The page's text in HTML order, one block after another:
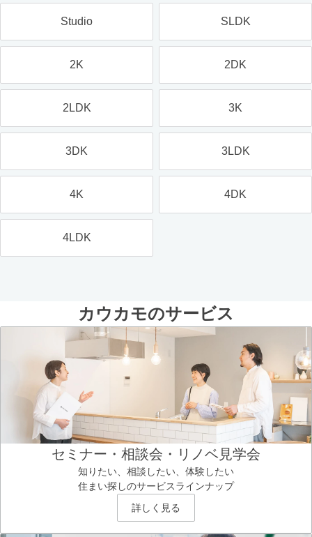
Studio SLDK
2K 2DK
2LDK 3K
3DK 3LDK
4K 4DK
4LDK
カウカモのサービス
セミナー・相談会・リノベ見学会
知りたい、相談したい、体験したい
住まい探しのサービスラインナップ
詳しく見る